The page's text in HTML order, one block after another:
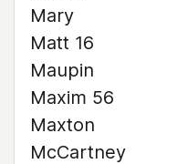
Mary
Matt 16
Maupin
Maxim 56
Maxton
McCartney